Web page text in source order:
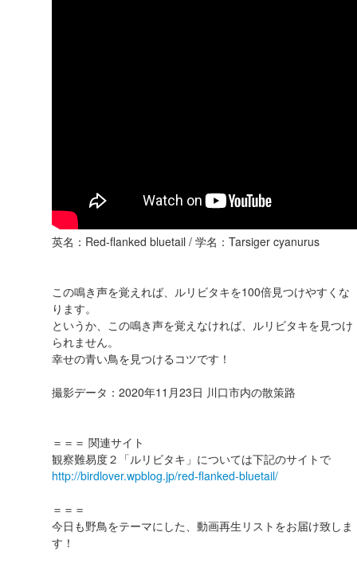
英名：Red-flanked bluetail / 学名：Tarsiger cyanurus
この鳴き声を覚えれば、ルリビタキを100倍見つけやすくな
ります。
というか、この鳴き声を覚えなければ、ルリビタキを見つけ
られません。
幸せの青い鳥を見つけるコツです！
撮影データ：2020年11月23日 川口市内の散策路
＝＝＝ 関連サイト
観察難易度２「ルリビタキ」については下記のサイトで
http://birdlover.wpblog.jp/red-flanked-bluetail/
＝＝＝
今日も野鳥をテーマにした、動画再生リストをお届け致しま
す！